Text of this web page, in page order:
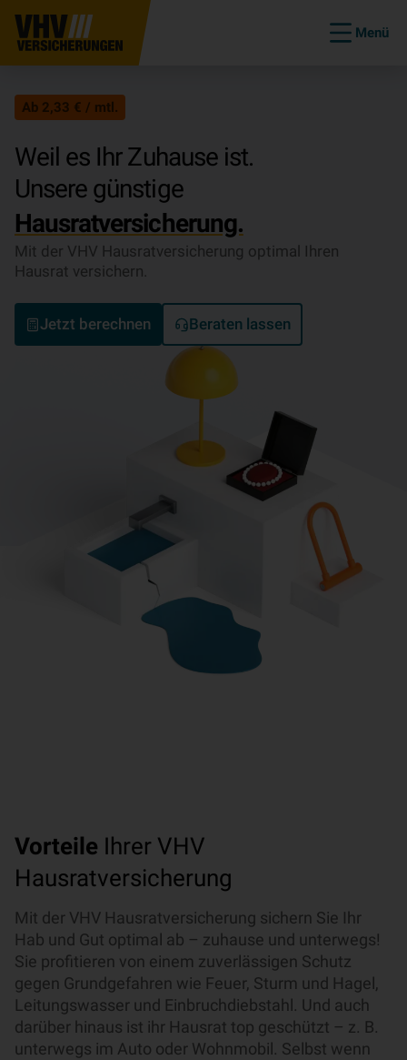
Menü
Ab 2,33 € / mtl.
Weil es Ihr Zuhause ist.
Unsere günstige
Hausratversicherung.
Mit der VHV Hausratversicherung optimal Ihren
Hausrat versichern.
Jetzt berechnen Beraten lassen
Vorteile Ihrer VHV
Hausratversicherung
Mit der VHV Hausratversicherung sichern Sie Ihr
Hab und Gut optimal ab – zuhause und unterwegs!
Sie profitieren von einem zuverlässigen Schutz
gegen Grundgefahren wie Feuer, Sturm und Hagel,
Leitungswasser und Einbruchdiebstahl. Und auch
darüber hinaus ist ihr Hausrat top geschützt – z. B.
unterwegs im Auto oder Wohnmobil. Selbst wenn